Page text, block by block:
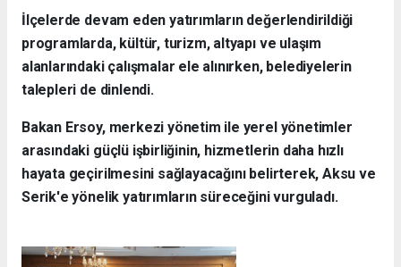
İlçelerde devam eden yatırımların değerlendirildiği
programlarda, kültür, turizm, altyapı ve ulaşım
alanlarındaki çalışmalar ele alınırken, belediyelerin
talepleri de dinlendi.
Bakan Ersoy, merkezi yönetim ile yerel yönetimler
arasındaki güçlü işbirliğinin, hizmetlerin daha hızlı
hayata geçirilmesini sağlayacağını belirterek, Aksu ve
Serik'e yönelik yatırımların süreceğini vurguladı.